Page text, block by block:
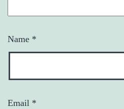
Name *
Email *